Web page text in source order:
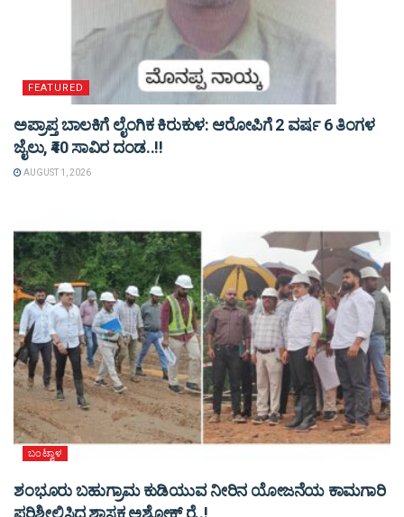
FEATURED
ಅಪ್ರಾಪ್ತ ಬಾಲಕಿಗೆ ಲೈಂಗಿಕ ಕಿರುಕುಳ: ಆರೋಪಿಗೆ 2 ವರ್ಷ 6 ತಿಂಗಳ
ಜೈಲು, ₹40 ಸಾವಿರ ದಂಡ..!!
AUGUST 1, 2026
ಬಂಟ್ವಾಳ
ಶಂಭೂರು ಬಹುಗ್ರಾಮ ಕುಡಿಯುವ ನೀರಿನ ಯೋಜನೆಯ ಕಾಮಗಾರಿ
ಪರಿಶೀಲಿಸಿದ ಶಾಸಕ ಅಶೋಕ್ ರೈ..!